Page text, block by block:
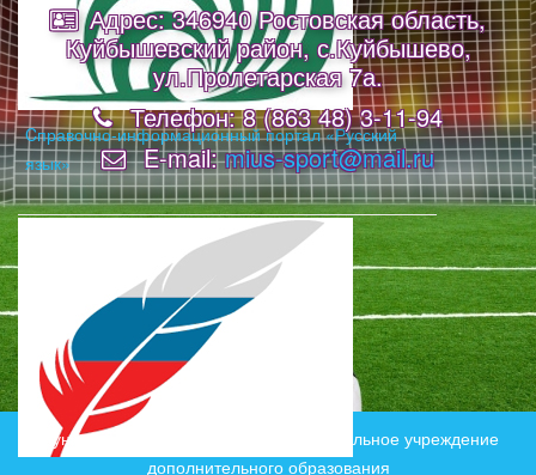
Cправочно-информационный портал «Русский
язык»
Адрес: 346940 Ростовская область,
Куйбышевский район, с.Куйбышево,
ул.Пролетарская 7а.
Телефон: 8 (863 48) 3-11-94
E-mail:mius-sport@mail.ru
Муниципальное бюджетное образовательное учреждение
дополнительного образования